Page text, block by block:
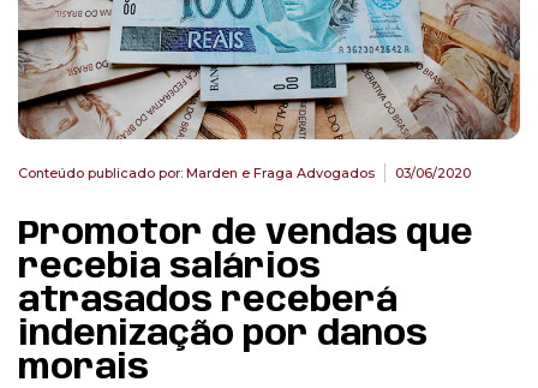
Conteúdo publicado por: Marden e Fraga Advogados 03/06/2020
Promotor de vendas que
recebia salários
atrasados receberá
indenização por danos
morais